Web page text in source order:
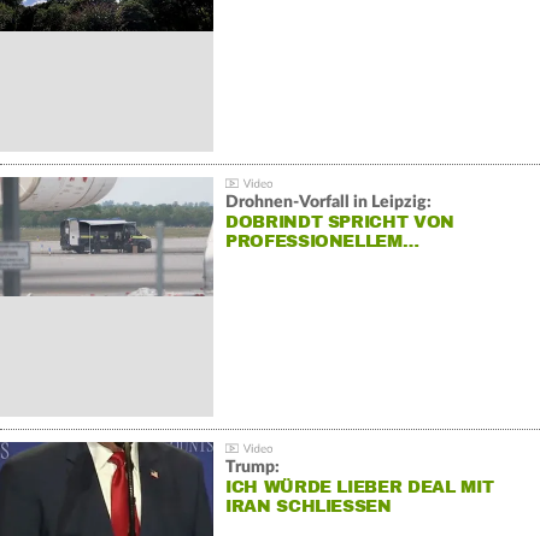
Drohnen-Vorfall in Leipzig:
DOBRINDT SPRICHT VON
PROFESSIONELLEM…
Trump:
ICH WÜRDE LIEBER DEAL MIT
IRAN SCHLIESSEN